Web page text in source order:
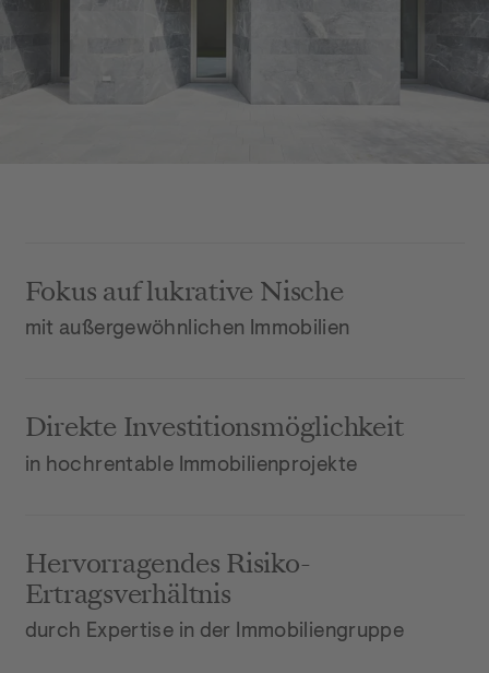
Fokus auf lukrative Nische
mit außergewöhnlichen Immobilien
Direkte Investitionsmöglichkeit
in hochrentable Immobilienprojekte
Hervorragendes Risiko-
Ertragsverhältnis
durch Expertise in der Immobiliengruppe